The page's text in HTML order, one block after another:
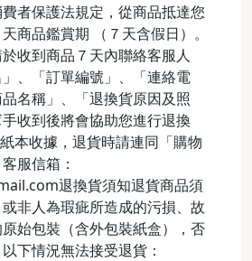
者保護法規定，從商品抵達您
商品鑑賞期 （７天含假日）。
收到商品７天內聯絡客服人
、「訂單編號」、「連絡電
名稱」、「退換貨原因及照
收到後將會協助您進行退換
本收據，退貨時請連同「購物
服信箱：
退換貨須知退貨商品須
非人為瑕疵所造成的污損、故
始包裝（含外包裝紙盒），否
下情況無法接受退貨：